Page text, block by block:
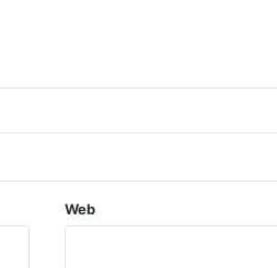
Web